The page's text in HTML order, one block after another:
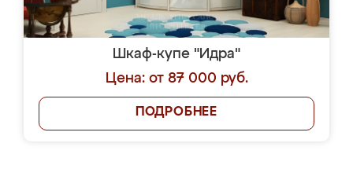
Шкаф-купе "Идра"
Цена: от 87 000 руб.
ПОДРОБНЕЕ